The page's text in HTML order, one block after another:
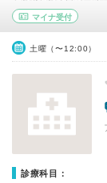
マイナ受付
土曜（〜12:00）
診療科目：